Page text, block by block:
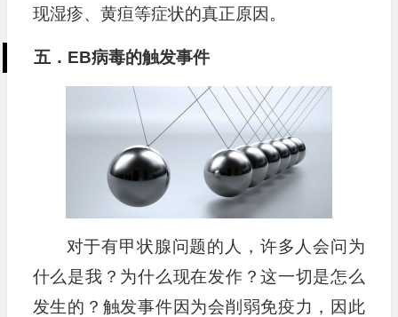
现湿疹、黄疸等症状的真正原因。
五．EB病毒的触发事件
对于有甲状腺问题的人，许多人会问为
什么是我？为什么现在发作？这一切是怎么
发生的？触发事件因为会削弱免疫力，因此